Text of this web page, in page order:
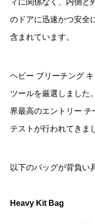
ィに関係なく、内側と
のドアに迅速かつ安全
含まれています。
ヘビー ブリーチング
ツールを厳選しました
界最高のエントリー
テストが行われてきま
以下のバッグが背負い
Heavy Kit Bag